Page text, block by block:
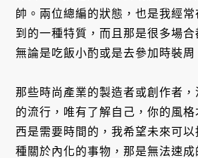
帥。兩位總編的狀態，也是我經
到的一種特質，而且那是很多場合
無論是吃飯小酌或是去參加時裝周
那些時尚產業的製造者或創作者
的流行，唯有了解自己，你的風
西是需要時間的，我希望未來可
種關於內化的事物，那是無法速成